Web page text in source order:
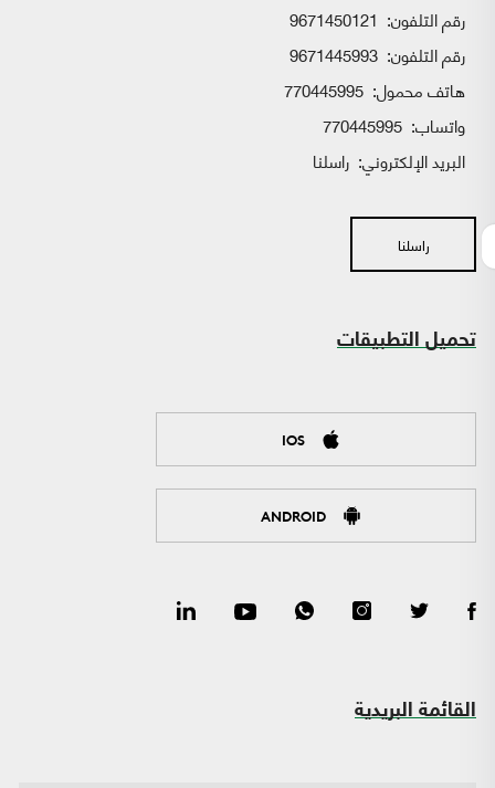
رقم التلفون: 9671450121
رقم التلفون: 9671445993
هاتف محمول: 770445995
واتساب:
البريد الإلكتروني: راسلنا
راسلنا
تحميل التطبيقات
IOS
ANDROID
القائمة البريدية